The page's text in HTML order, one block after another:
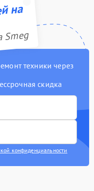
на
техники через
скидка
конфиденциальности